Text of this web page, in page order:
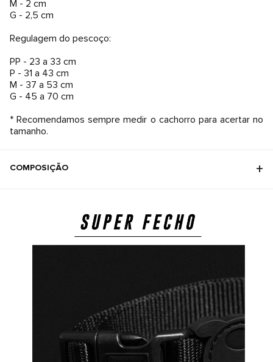
M - 2 cm
G - 2,5 cm
Regulagem do pescoço:
PP - 23 a 33 cm
P - 31 a 43 cm
M - 37 a 53 cm
G - 45 a 70 cm
* Recomendamos sempre medir o cachorro para acertar no
tamanho.
COMPOSIÇÃO